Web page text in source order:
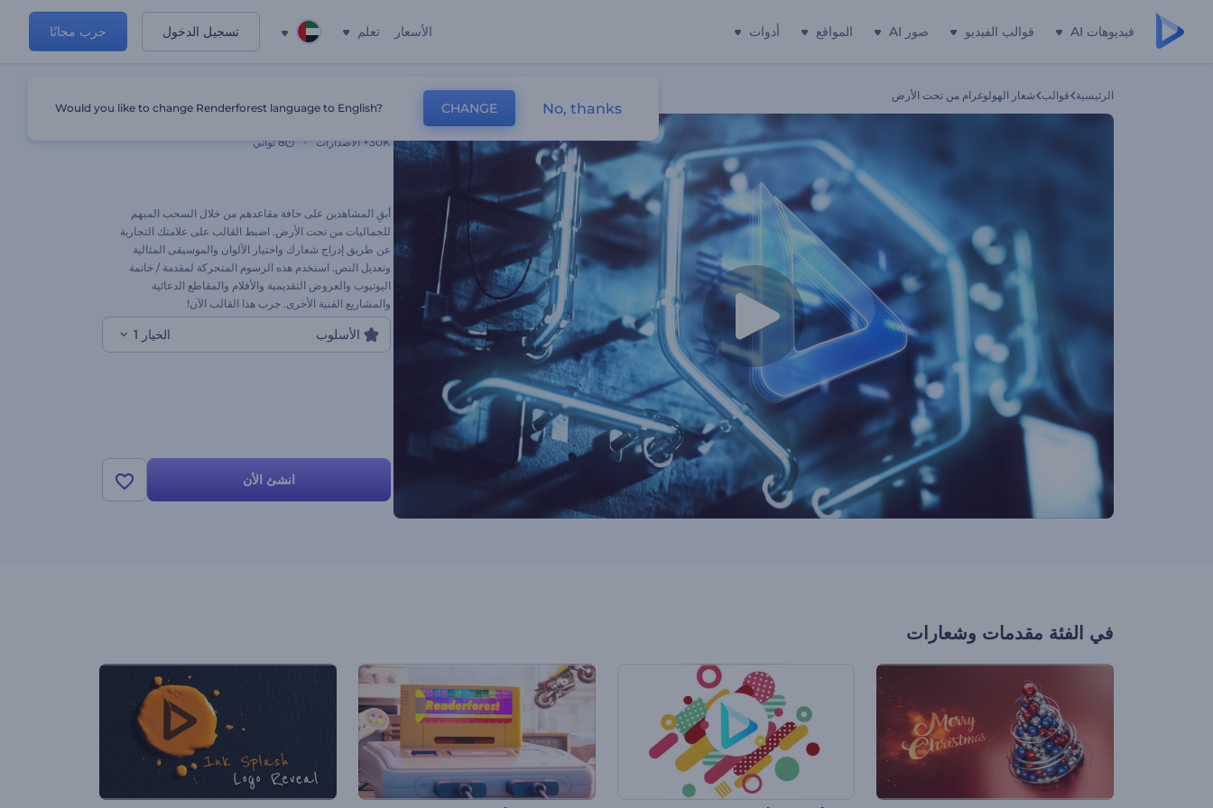
فيديوهات AI قوالب الفيديو صور AI المواقع أدوات الأسعار تعلم تسجيل الدخول جرب مجانًا
الرئيسية قوالب شعار الهولوغرام من تحت الأرض
30K+ الاصدارات 8 ثواني
أبقِ المشاهدين على حافة مقاعدهم من خلال السحب المبهم
للجماليات من تحت الأرض. اضبط القالب على علامتك التجارية
عن طريق إدراج شعارك واختيار الألوان والموسيقى المثالية
وتعديل النص. استخدم هذه الرسوم المتحركة لمقدمة / خاتمة
اليوتيوب والعروض التقديمية والأفلام والمقاطع الدعائية
والمشاريع الفنية الأخرى. جرب هذا القالب الآن!
الأسلوب الخيار 1
انشئ الأن
في الفئة مقدمات وشعارات
Would you like to change Renderforest language to English? CHANGE No, thanks